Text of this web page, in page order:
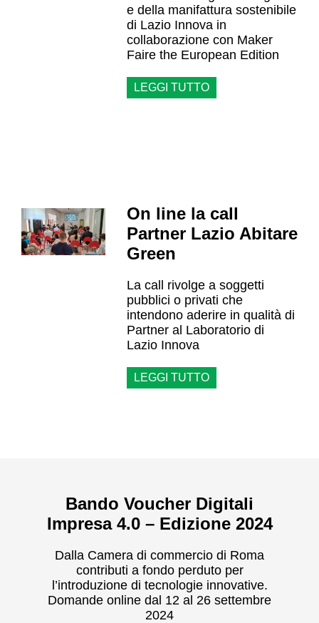
e della manifattura sostenibile
di Lazio Innova in
collaborazione con Maker
Faire the European Edition
LEGGI TUTTO
On line la call
Partner Lazio Abitare
Green
La call rivolge a soggetti
pubblici o privati che
intendono aderire in qualità di
Partner al Laboratorio di
Lazio Innova
LEGGI TUTTO
Bando Voucher Digitali
Impresa 4.0 – Edizione 2024
Dalla Camera di commercio di Roma
contributi a fondo perduto per
l’introduzione di tecnologie innovative.
Domande online dal 12 al 26 settembre
2024